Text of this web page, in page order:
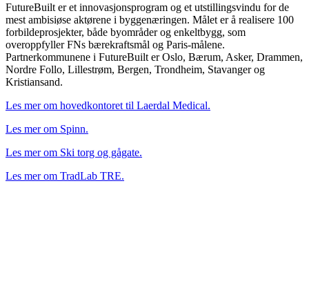
FutureBuilt er et innovasjonsprogram og et utstillingsvindu for de
mest ambisiøse aktørene i byggenæringen. Målet er å realisere 100
forbildeprosjekter, både byområder og enkeltbygg, som
overoppfyller FNs bærekraftsmål og Paris-målene.
Partnerkommunene i FutureBuilt er Oslo, Bærum, Asker, Drammen,
Nordre Follo, Lillestrøm, Bergen, Trondheim, Stavanger og
Kristiansand.
Les mer om hovedkontoret til Laerdal Medical.
Les mer om Spinn.
Les mer om Ski torg og gågate.
Les mer om TradLab TRE.